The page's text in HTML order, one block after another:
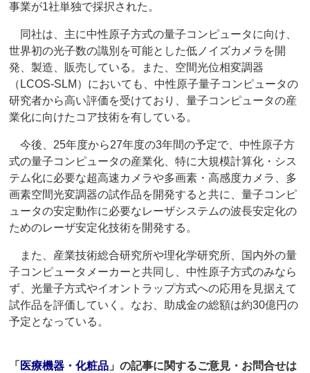
事業が1社単独で採択された。
同社は、主に中性原子方式の量子コンピュータに向け、
世界初の光子数の識別を可能とした低ノイズカメラを開
発、製造、販売している。また、空間光位相変調器
（LCOS-SLM）においても、中性原子量子コンピュータの
研究者から高い評価を受けており、量子コンピュータの産
業化に向けたコア技術を有している。
今後、25年度から27年度の3年間の予定で、中性原子方
式の量子コンピュータの産業化、特に大規模計算化・シス
テム化に必要な超高速カメラや多画素・高感度カメラ、多
画素空間光変調器の試作品を開発すると共に、量子コンピ
ュータの安定動作に必要なレーザシステムの波長安定化の
ためのレーザ安定化技術を開発する。
また、産業技術総合研究所や理化学研究所、国内外の量
子コンピュータメーカーと共同し、中性原子方式のみなら
ず、光量子方式やイオントラップ方式への応用を見据えて
試作品を評価していく。なお、助成金の総額は約30億円の
予定となっている。
「 医療機器・化粧品 」の記事に関するご意見・お問合せは